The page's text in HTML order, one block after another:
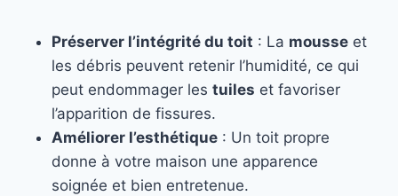
Préserver l’intégrité du toit : La mousse et
les débris peuvent retenir l’humidité, ce qui
peut endommager les tuiles et favoriser
l’apparition de fissures.
Améliorer l’esthétique : Un toit propre
donne à votre maison une apparence
soignée et bien entretenue.